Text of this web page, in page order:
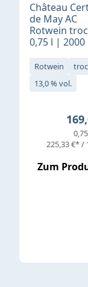
Château
de May AC
Rotwein
0,75 l | 2000
Rotwein
13,0 % vol.
225,33 €* /
Zum